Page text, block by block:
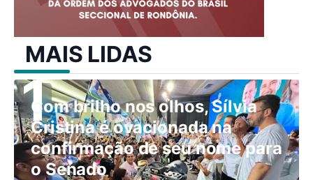
MAIS LIDAS
Com brilho nos olhos, Sílvia
Cristina é ovacionada na
confirmação de seu nome para
o Senado